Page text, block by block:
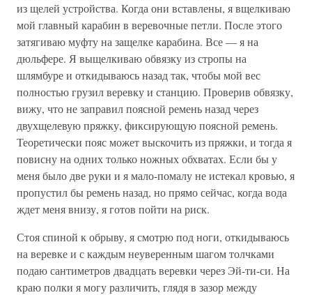
из щелей устройства. Когда они вставлены, я вщелкиваю
мой главный карабин в веревочные петли. После этого
затягиваю муфту на защелке карабина. Все — я на
дюльфере. Я выщелкиваю обвязку из стропы на
шлямбуре и откидываюсь назад так, чтобы мой вес
полностью грузил веревку и станцию. Проверив обвязку,
вижу, что не заправил поясной ремень назад через
двухщелевую пряжку, фиксирующую поясной ремень.
Теоретически пояс может выскочить из пряжки, и тогда я
повисну на одних только ножных обхватах. Если бы у
меня было две руки и я мало-помалу не истекал кровью, я
пропустил бы ремень назад, но прямо сейчас, когда вода
ждет меня внизу, я готов пойти на риск.
Стоя спиной к обрыву, я смотрю под ноги, откидываюсь
на веревке и с каждым неуверенным шагом толчками
подаю сантиметров двадцать веревки через Эй-ти-си. На
краю полки я могу различить, глядя в зазор между